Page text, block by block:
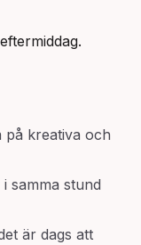
på kreativa och
samma stund
är dags att